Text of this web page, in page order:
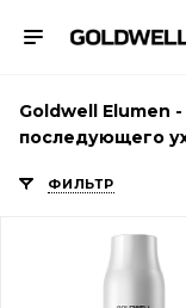
Goldwell Elumen
последующего
ФИЛЬТР